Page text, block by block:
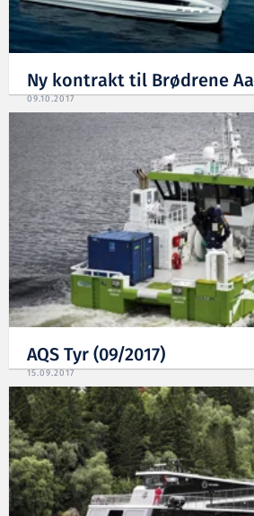
Ny kontrakt til Brødrene Aa
09.10.2017
AQS Tyr (09/2017)
15.09.2017